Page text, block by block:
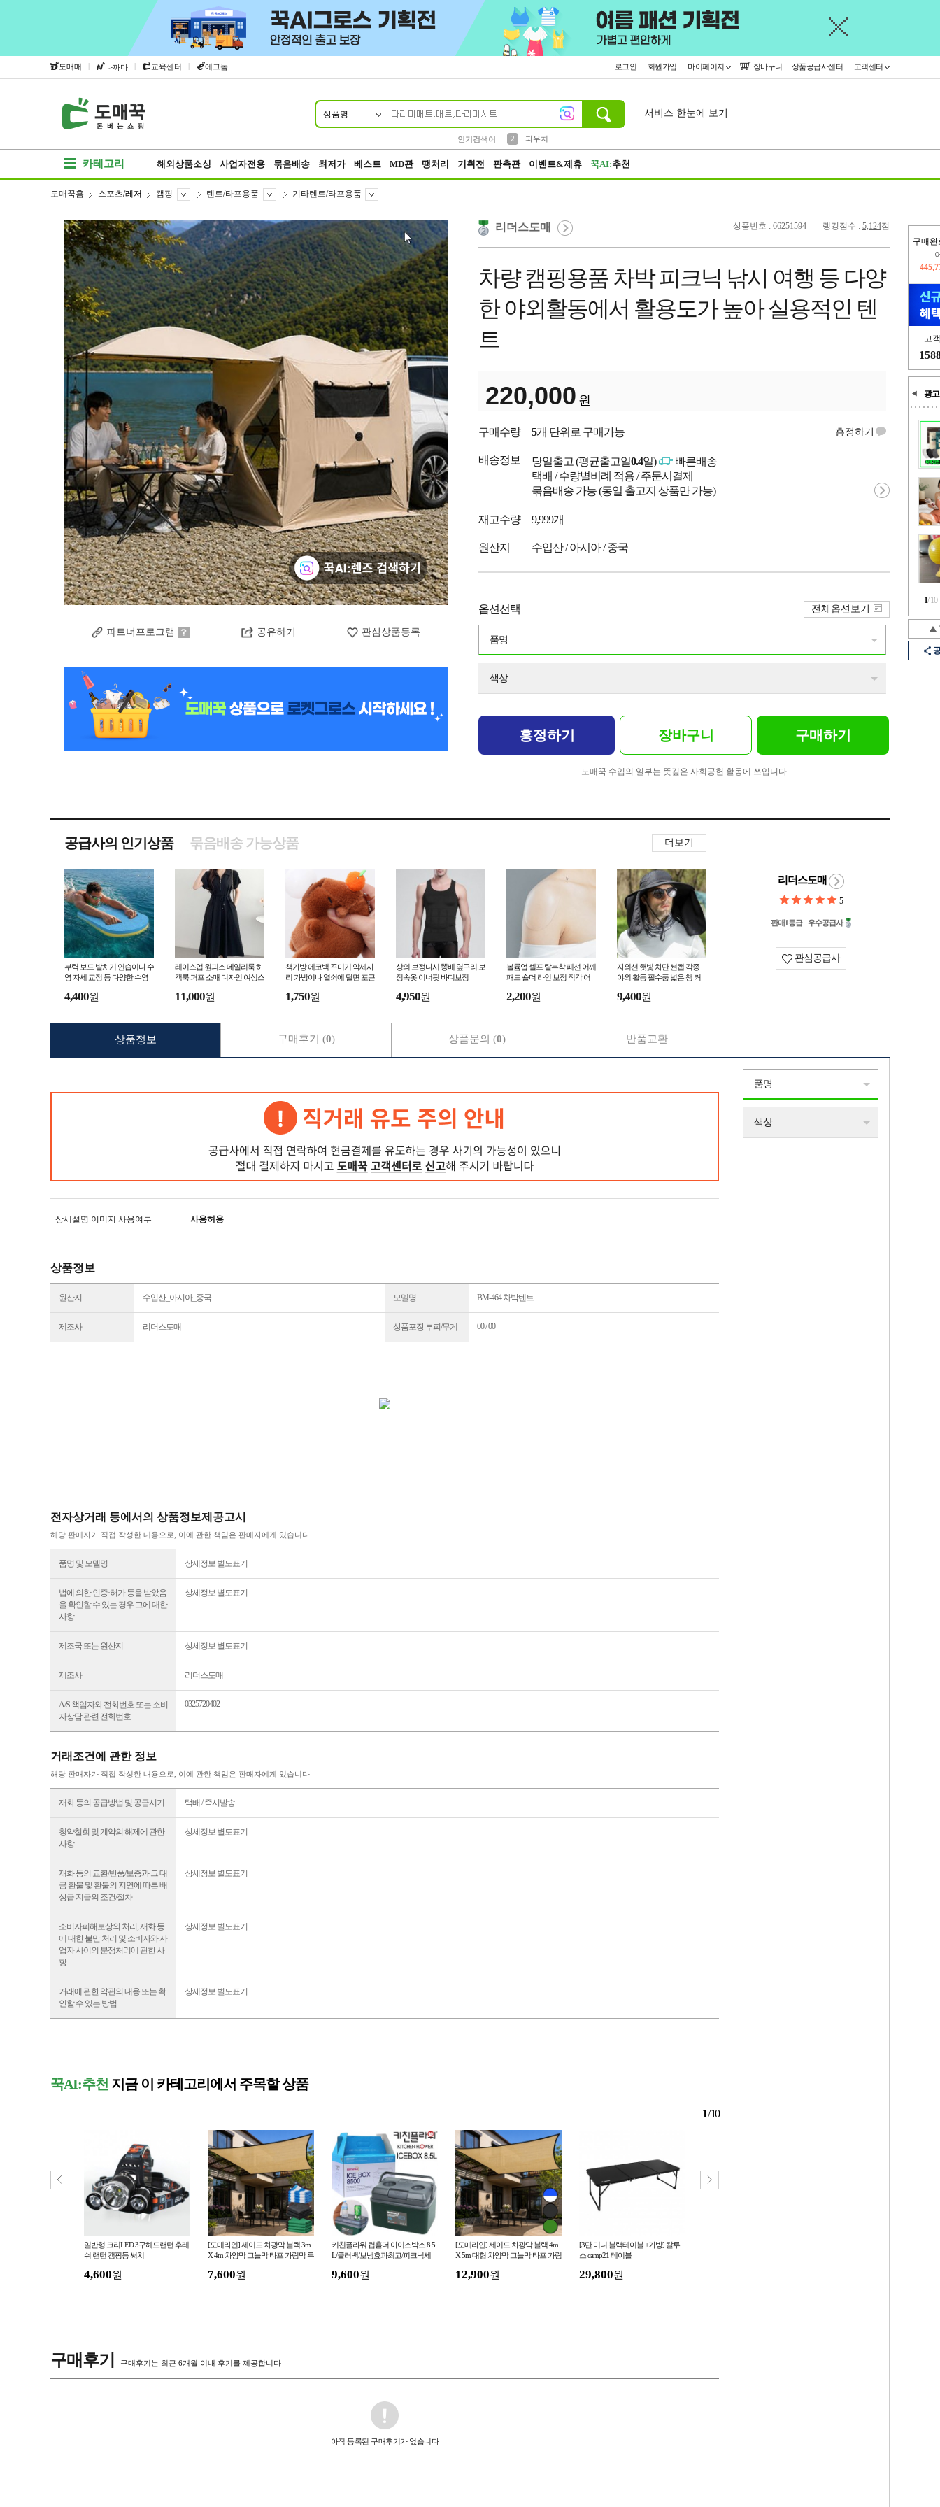
도매매 | 나까마 | 교육센터 | 에그돔 로그인 회원가입 마이페이지 장바구니 상품공급사센터 고객센터
상품명
인기검색어
2
파우치
서비스 한눈에 보기
카테고리 해외상품소싱 사업자전용 묶음배송 최저가 베스트 MD관 땡처리 기획전 판촉관 이벤트&제휴 꾹AI:추천
구매완
오
고
광고
1/10
도매꾹홈 스포츠/레저 캠핑 텐트/타프용품 기타텐트/타프용품
파트너프로그램 공유하기 관심상품등록
상품번호 : 66251594 랭킹점수 : 5,124점
리더스도매
차량 캠핑용품 차박 피크닉 낚시 여행 등 다양
한 야외활동에서 활용도가 높아 실용적인 텐
트
220,000 원
구매수량 5개 단위로 구매가능 흥정하기
배송정보 당일출고 (평균출고일0.4일)
빠른배송
택배 / 수량별비례 적용 / 주문시결제
묶음배송 가능 (동일 출고지 상품만 가능)
재고수량 9,999개
원산지 수입산 / 아시아 / 중국
옵션선택
품명
색상
전체옵션보기
흥정하기 장바구니 구매하기
도매꾹 수입의 일부는 뜻깊은 사회공헌 활동에 쓰입니다
공급사의 인기상품 더보기
묶음배송 가능상품
부력 보드 발차기 연습이나 수
영 자세 교정 등 다양한 수영
장비
4,400원
레이스업 원피스 데일리룩 하
객룩 퍼프 소매 디자인 여성스
11,000원
책가방 에코백 꾸미기 악세사
리 가방이나 열쇠에 달면 포근
라 키링
1,750원
상의 보정나시 똥배 옆구리 보
정속옷 이너핏 바디보정
4,950원
볼륨업 셀프 탈부착 패션 어깨
패드 숄더 라인 보정 직각 어
촬영용 소품
2,200원
자외선 햇빛 차단 썬캡 각종
야외 활동 필수품 넓은 챙 커
조절 가능
9,400원
리더스도매
5
판매1등급 우수공급사
관심공급사
상세설명 이미지 사용여부 사용허용
상품정보
원산지 수입산_아시아_중국 모델명 BM-464 차박텐트
제조사 리더스도매 상품포장 부피/무게 00 / 00
전자상거래 등에서의 상품정보제공고시
해당 판매자가 직접 작성한 내용으로, 이에 관한 책임은 판매자에게 있습니다
품명 및 모델명 상세정보 별도표기
법에 의한 인증·허가 등을 받았음
을 확인할 수 있는 경우 그에 대한
사항
상세정보 별도표기
제조국 또는 원산지 상세정보 별도표기
제조사 리더스도매
A/S 책임자와 전화번호 또는 소비
자상담 관련 전화번호
0325720402
거래조건에 관한 정보
해당 판매자가 직접 작성한 내용으로, 이에 관한 책임은 판매자에게 있습니다
재화 등의 공급방법 및 공급시기 택배 / 즉시발송
청약철회 및 계약의 해제에 관한
사항
상세정보 별도표기
재화 등의 교환/반품/보증과 그 대
금 환불 및 환불의 지연에 따른 배
상급 지급의 조건/절차
상세정보 별도표기
소비자피해보상의 처리, 재화 등
에 대한 불만 처리 및 소비자와 사
업자 사이의 분쟁처리에 관한 사
항
상세정보 별도표기
거래에 관한 약관의 내용 또는 확
인할 수 있는 방법
상세정보 별도표기
꾹AI:추천 지금 이 카테고리에서 주목할 상품
1/10
일반형 크리LED 3구헤드랜턴 후레
쉬 랜턴 캠핑등 써치
4,600원
[도매라인] 세이드 차광막 블랙 3m
X 4m 차양막 그늘막 타프 가림막 루
7,600원
키친플라워 컵홀더 아이스박스 8.5
L/쿨러백/보냉효과최고/피크닉세
9,600원
[도매라인] 세이드 차광막 블랙 4m
X 5m 대형 차양막 그늘막 타프 가림
12,900원
[3단 미니 블랙테이블 +가방] 칼루
스 camp21 테이블
29,800원
구매후기 구매후기는 최근 6개월 이내 후기를 제공합니다
아직 등록된 구매후기가 없습니다
상품정보 구매후기 (0) 상품문의 (0) 반품교환
품명
색상